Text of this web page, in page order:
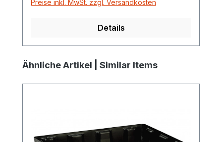
Preise inkl. MwSt. zzgl. Versandkosten
Details
Produktgalerie überspringen
Ähnliche Artikel | Similar Items